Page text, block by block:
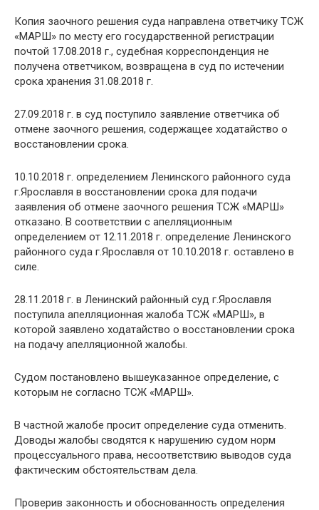
Копия заочного решения суда направлена ответчику ТСЖ
«МАРШ» по месту его государственной регистрации
почтой 17.08.2018 г., судебная корреспонденция не
получена ответчиком, возвращена в суд по истечении
срока хранения 31.08.2018 г.
27.09.2018 г. в суд поступило заявление ответчика об
отмене заочного решения, содержащее ходатайство о
восстановлении срока.
10.10.2018 г. определением Ленинского районного суда
г.Ярославля в восстановлении срока для подачи
заявления об отмене заочного решения ТСЖ «МАРШ»
отказано. В соответствии с апелляционным
определением от 12.11.2018 г. определение Ленинского
районного суда г.Ярославля от 10.10.2018 г. оставлено в
силе.
28.11.2018 г. в Ленинский районный суд г.Ярославля
поступила апелляционная жалоба ТСЖ «МАРШ», в
которой заявлено ходатайство о восстановлении срока
на подачу апелляционной жалобы.
Судом постановлено вышеуказанное определение, с
которым не согласно ТСЖ «МАРШ».
В частной жалобе просит определение суда отменить.
Доводы жалобы сводятся к нарушению судом норм
процессуального права, несоответствию выводов суда
фактическим обстоятельствам дела.
Проверив законность и обоснованность определения